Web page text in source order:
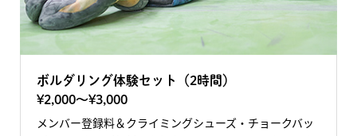
ボルダリング体験セット（2時間）
¥2,000〜¥3,000
メンバー登録料＆クライミングシューズ・チョークバッ